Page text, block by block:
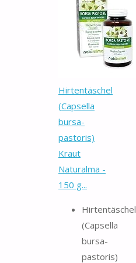
Hirtentäschel
(Capsella
bursa-
pastoris)
Kraut
Naturalma -
150 g...
Hirtentäschel
(Capsella
bursa-
pastoris)